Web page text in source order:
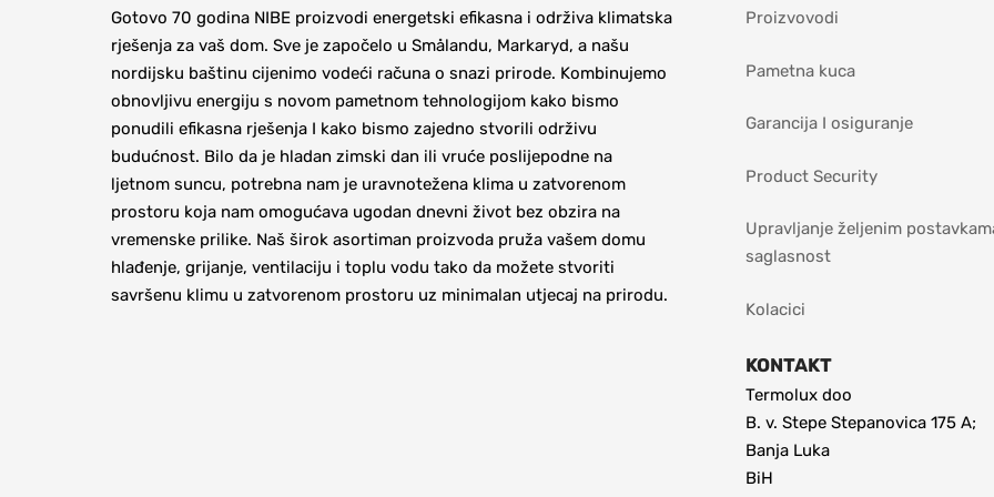
Gotovo 70 godina NIBE proizvodi energetski efikasna i održiva klimatska
rješenja za vaš dom. Sve je započelo u Smålandu, Markaryd, a našu
nordijsku baštinu cijenimo vodeći računa o snazi ​​prirode. Kombinujemo
obnovljivu energiju s novom pametnom tehnologijom kako bismo
ponudili efikasna rješenja I kako bismo zajedno stvorili održivu
budućnost. Bilo da je hladan zimski dan ili vruće poslijepodne na
ljetnom suncu, potrebna nam je uravnotežena klima u zatvorenom
prostoru koja nam omogućava ugodan dnevni život bez obzira na
vremenske prilike. Naš širok asortiman proizvoda pruža vašem domu
hlađenje, grijanje, ventilaciju i toplu vodu tako da možete stvoriti
savršenu klimu u zatvorenom prostoru uz minimalan utjecaj na prirodu.
Proizvovodi
Pametna kuca
Garancija I osiguranje
Product Security
Upravljanje željenim
saglasnost
Kolacici
KONTAKT
Termolux doo
B. v. Stepe Stepanovica 175 A;
Banja Luka
BiH